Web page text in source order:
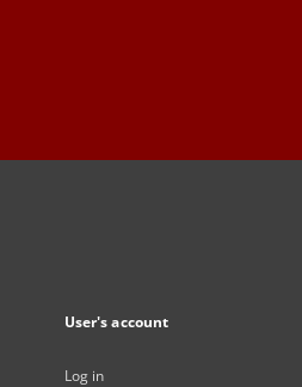
User's account
Log in